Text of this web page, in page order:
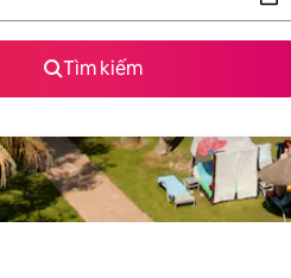
Tìm kiếm